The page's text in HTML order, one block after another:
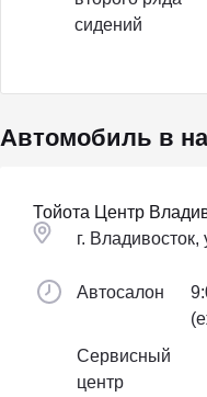
сидений
Автомобиль в
Тойота Центр
г.
Автосалон
Сервисный
центр